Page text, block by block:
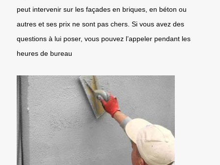
peut intervenir sur les façades en briques, en béton ou
autres et ses prix ne sont pas chers. Si vous avez des
questions à lui poser, vous pouvez l’appeler pendant les
heures de bureau